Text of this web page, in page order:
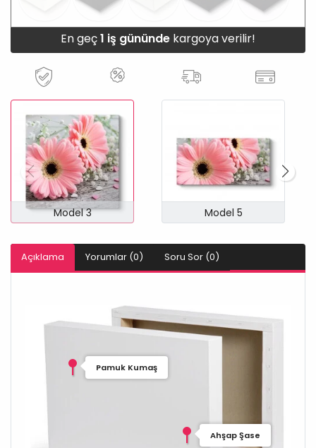
En geç1 iş gününde kargoya verilir!
Model 3 Model 5
Açıklama Yorumlar (0) Soru Sor (0)
Pamuk Kumaş
Ahşap Şase